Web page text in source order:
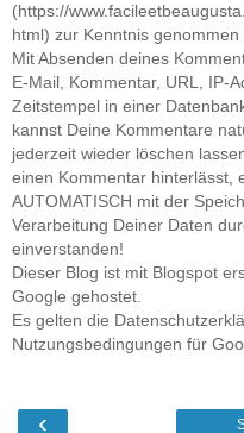
(https://
html) zur Kenntnis genommen
Mit Absenden deines
E-Mail, Kommentar, URL, IP-
Zeitstempel in einer
kannst Deine Kommentare
jederzeit wieder löschen
einen Kommentar hinterlässt,
AUTOMATISCH mit der
Verarbeitung Deiner Daten
einverstanden!
Dieser Blog ist mit Blogspot
Google gehostet.
Es gelten die
Nutzungsbedingungen für
‹